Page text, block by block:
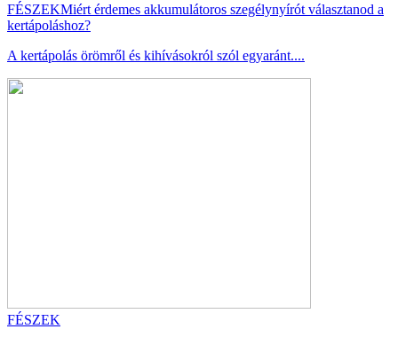
FÉSZEKMiért érdemes akkumulátoros szegélynyírót választanod a
kertápoláshoz?
A kertápolás örömről és kihívásokról szól egyaránt....
FÉSZEK